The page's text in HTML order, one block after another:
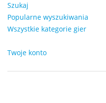
Szukaj
Popularne wyszukiwania
Wszystkie kategorie gier
Twoje konto